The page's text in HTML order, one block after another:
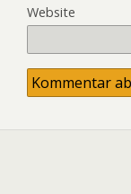
Website